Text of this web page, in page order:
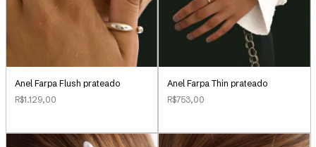
Anel Farpa Flush prateado
R$1.129,00
Anel Farpa Thin prateado
R$753,00